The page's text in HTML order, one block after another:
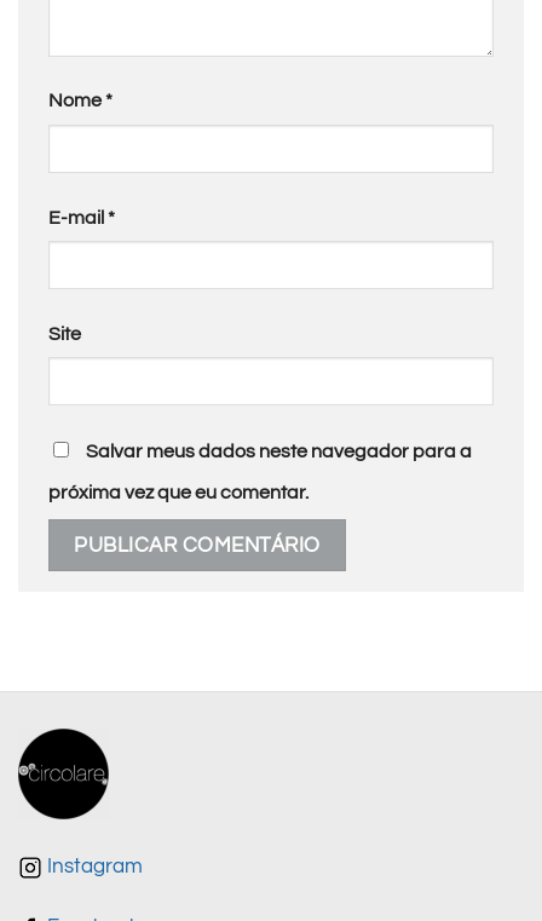
Nome*
E-mail*
Site
Salvar meus dados neste navegador para a
próxima vez que eu comentar.
Instagram